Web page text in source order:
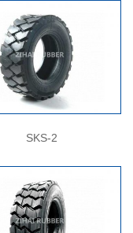
SKS-2